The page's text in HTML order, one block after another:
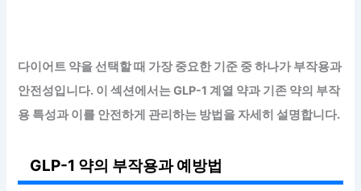
다이어트 약을 선택할 때 가장 중요한 기준 중 하나가 부작용과
안전성입니다. 이 섹션에서는 GLP-1 계열 약과 기존 약의 부작
용 특성과 이를 안전하게 관리하는 방법을 자세히 설명합니다.
GLP-1 약의 부작용과 예방법